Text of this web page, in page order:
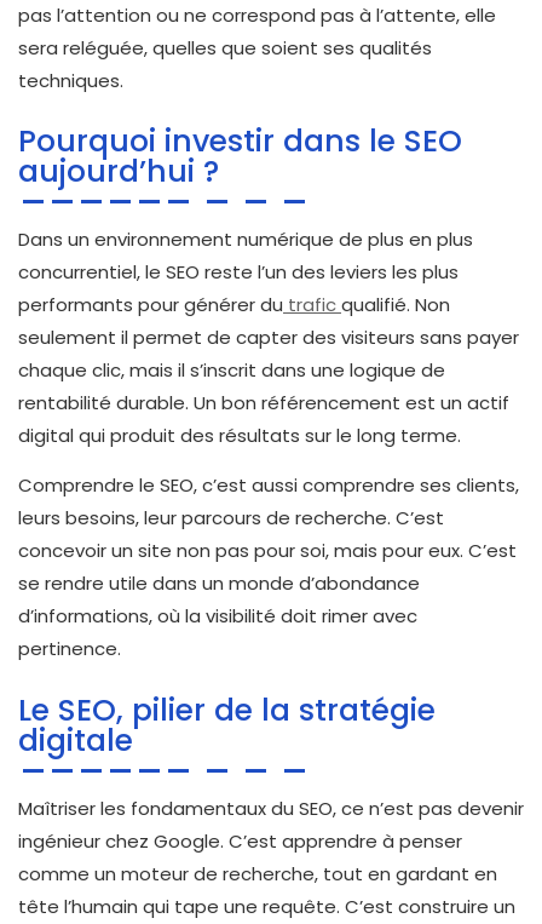
pas l’attention ou ne correspond pas à l’attente, elle
sera reléguée, quelles que soient ses qualités
techniques.
Pourquoi investir dans le SEO
aujourd’hui ?
Dans un environnement numérique de plus en plus
concurrentiel, le SEO reste l’un des leviers les plus
performants pour générer du traficqualifié. Non
seulement il permet de capter des visiteurs sans payer
chaque clic, mais il s’inscrit dans une logique de
rentabilité durable. Un bon référencement est un actif
digital qui produit des résultats sur le long terme.
Comprendre le SEO, c’est aussi comprendre ses clients,
leurs besoins, leur parcours de recherche. C’est
concevoir un site non pas pour soi, mais pour eux. C’est
se rendre utile dans un monde d’abondance
d’informations, où la visibilité doit rimer avec
pertinence.
Le SEO, pilier de la stratégie
digitale
Maîtriser les fondamentaux du SEO, ce n’est pas devenir
ingénieur chez Google. C’est apprendre à penser
comme un moteur de recherche, tout en gardant en
tête l’humain qui tape une requête. C’est construire un